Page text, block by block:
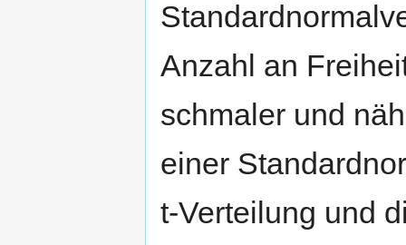
Anzahl an
schmaler und
einer
t-Verteilung und